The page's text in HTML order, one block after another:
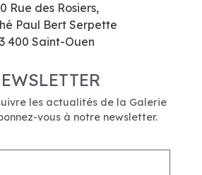
Rue des Rosiers,
Paul Bert Serpette
400 Saint-Ouen
les actualités de la Galerie
vous à notre newsletter.